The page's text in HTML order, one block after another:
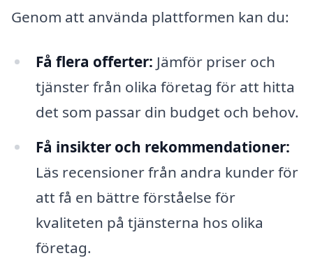
Genom att använda plattformen kan du:
Få flera offerter: Jämför priser och
tjänster från olika företag för att hitta
det som passar din budget och behov.
Få insikter och rekommendationer:
Läs recensioner från andra kunder för
att få en bättre förståelse för
kvaliteten på tjänsterna hos olika
företag.